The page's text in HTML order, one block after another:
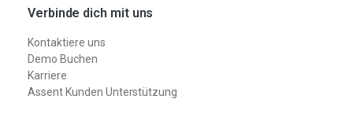
Verbinde dich mit uns
Kontaktiere uns
Demo Buchen
Karriere
Assent Kunden Unterstützung